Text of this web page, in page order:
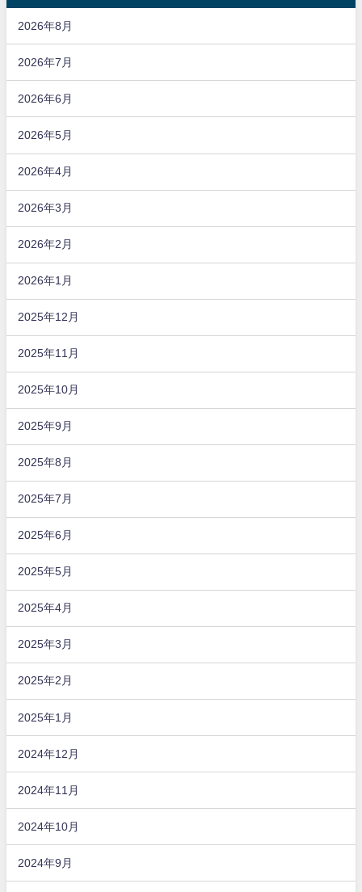
2026年8月
2026年7月
2026年6月
2026年5月
2026年4月
2026年3月
2026年2月
2026年1月
2025年12月
2025年11月
2025年10月
2025年9月
2025年8月
2025年7月
2025年6月
2025年5月
2025年4月
2025年3月
2025年2月
2025年1月
2024年12月
2024年11月
2024年10月
2024年9月